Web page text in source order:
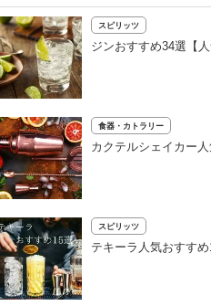
スピリッツ
ジンおすすめ34選【
食器・カトラリー
カクテルシェイカー
スピリッツ
テキーラ人気おすす